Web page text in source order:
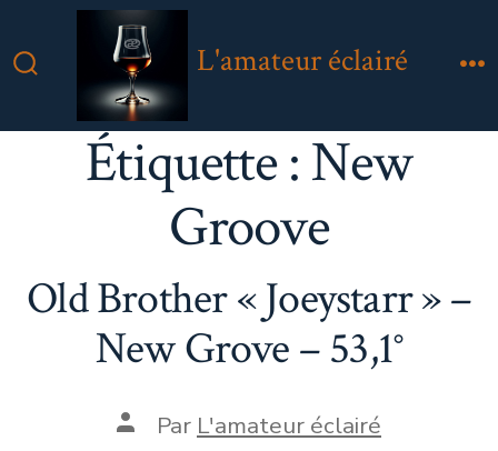
au
Bascule
Rechercher
L'amateur éclairé
Étiquette :New
Groove
Old Brother « Joeystarr » –
New Grove – 53,1°
Auteur
Par L'amateur éclairé